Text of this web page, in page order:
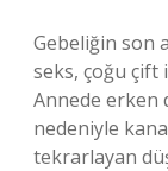
Gebeliğin son
seks, çoğu çift
Annede erken
nedeniyle
tekrarlayan